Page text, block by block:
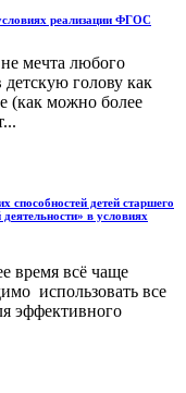
реализации ФГОС
мечта любого
голову как
(как можно более
способностей детей старшего
в условиях
время всё чаще
использовать все
эффективного